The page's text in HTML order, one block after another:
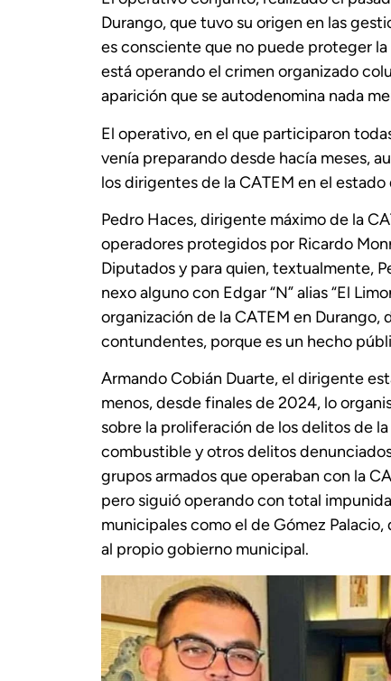
Durango, que tuvo su origen en las
es consciente que no puede proteger
está operando el crimen organizado
aparición que se autodenomina nada
El operativo, en el que participaron
venía preparando desde hacía meses,
los dirigentes de la CATEM en el
Pedro Haces, dirigente máximo de la
operadores protegidos por Ricardo
Diputados y para quien, textualmente,
nexo alguno con Edgar “N” alias “El
organización de la CATEM en
contundentes, porque es un hecho
Armando Cobián Duarte, el dirigente
menos, desde finales de 2024, lo
sobre la proliferación de los delitos de
combustible y otros delitos
grupos armados que operaban con la
pero siguió operando con total
municipales como el de Gómez
al propio gobierno municipal.